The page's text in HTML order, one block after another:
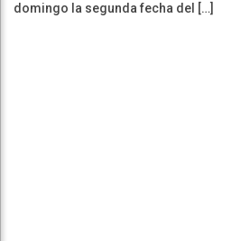
domingo la segunda fecha del […]